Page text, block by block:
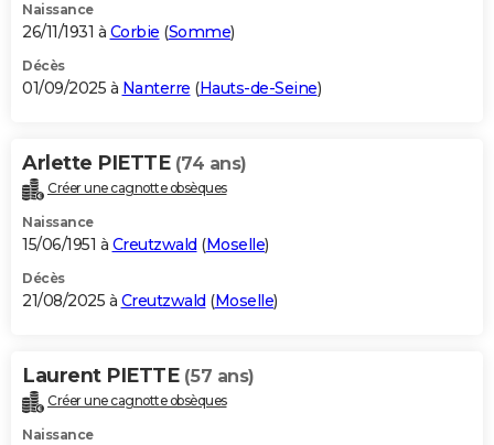
Naissance
26/11/1931 à Corbie (Somme)
Décès
01/09/2025 à Nanterre (Hauts-de-Seine)
Arlette PIETTE (74 ans)
Créer une cagnotte obsèques
Naissance
15/06/1951 à Creutzwald (Moselle)
Décès
21/08/2025 à Creutzwald (Moselle)
Laurent PIETTE (57 ans)
Créer une cagnotte obsèques
Naissance